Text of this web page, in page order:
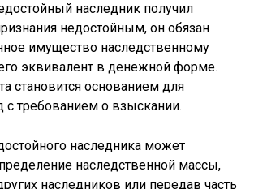
наследник получил
недостойным, он обязан
имущество наследственному
эквивалент в денежной форме.
становится основанием для
с требованием о взыскании.
наследника может
наследственной массы,
наследников или передав часть